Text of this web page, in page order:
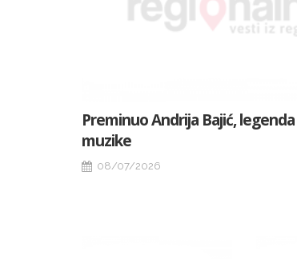
Preminuo Andrija Bajić,
muzike
08/07/2026